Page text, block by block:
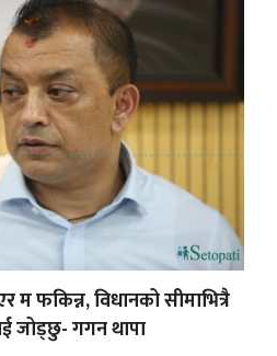
म फकिन्न, विधानको सीमाभित्रै
जोड्छु- गगन थापा